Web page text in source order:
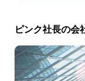
ピンク社長の会